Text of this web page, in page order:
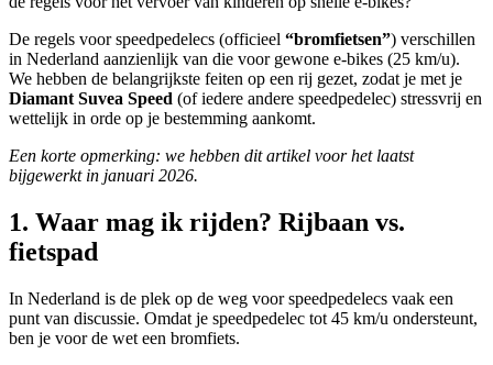
De regels voor speedpedelecs (officieel “bromfietsen”) verschillen
in Nederland aanzienlijk van die voor gewone e-bikes (25 km/u).
We hebben de belangrijkste feiten op een rij gezet, zodat je met je
Diamant Suvea Speed (of iedere andere speedpedelec) stressvrij en
wettelijk in orde op je bestemming aankomt.
Een korte opmerking: we hebben dit artikel voor het laatst
bijgewerkt in januari 2026.
1. Waar mag ik rijden? Rijbaan vs.
fietspad
In Nederland is de plek op de weg voor speedpedelecs vaak een
punt van discussie. Omdat je speedpedelec tot 45 km/u ondersteunt,
ben je voor de wet een bromfiets.